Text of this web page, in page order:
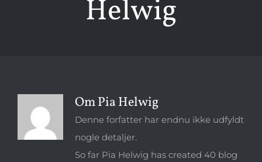
Helwig
Om Pia Helwig
Denne forfatter har endnu ikke udfyldt
nogle detaljer.
So far Pia Helwig has created 40 blog